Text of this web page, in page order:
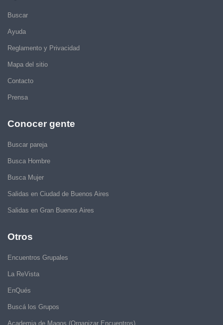
Buscar
Ayuda
Reglamento y Privacidad
Mapa del sitio
Contacto
Prensa
Conocer gente
Buscar pareja
Busca Hombre
Busca Mujer
Salidas en Ciudad de Buenos Aires
Salidas en Gran Buenos Aires
Otros
Encuentros Grupales
La ReVista
EnQués
Buscá los Grupos
Academia de Magos (Organizar Encuentros)